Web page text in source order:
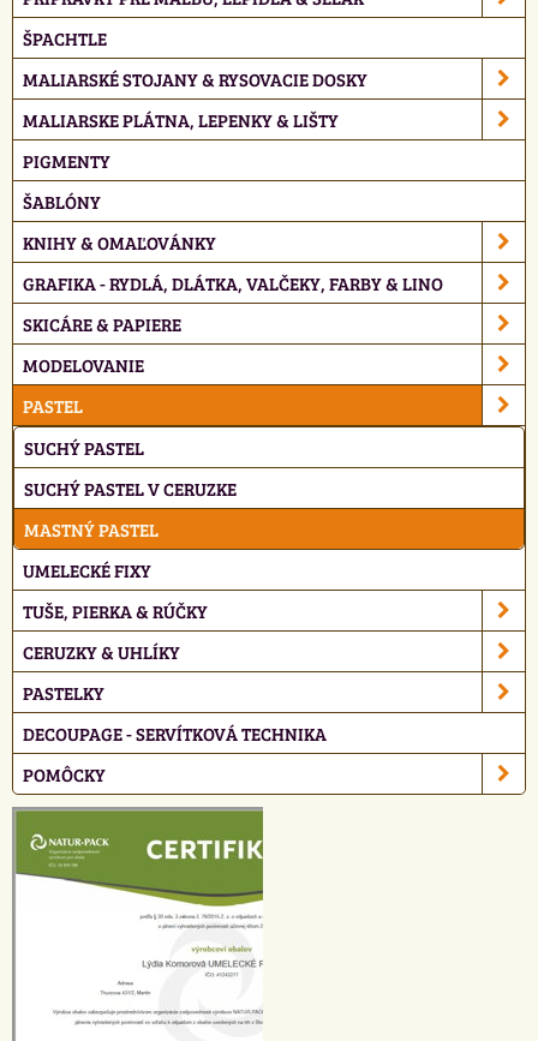
ŠPACHTLE
MALIARSKÉ STOJANY & RYSOVACIE DOSKY
MALIARSKE PLÁTNA, LEPENKY & LIŠTY
PIGMENTY
ŠABLÓNY
KNIHY & OMAĽOVÁNKY
GRAFIKA - RYDLÁ, DLÁTKA, VALČEKY, FARBY & LINO
SKICÁRE & PAPIERE
MODELOVANIE
PASTEL
SUCHÝ PASTEL
SUCHÝ PASTEL V CERUZKE
MASTNÝ PASTEL
UMELECKÉ FIXY
TUŠE, PIERKA & RÚČKY
CERUZKY & UHLÍKY
PASTELKY
DECOUPAGE - SERVÍTKOVÁ TECHNIKA
POMÔCKY